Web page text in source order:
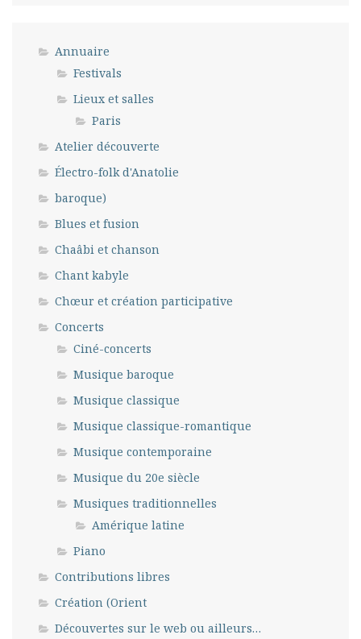
Annuaire
Festivals
Lieux et salles
Paris
Atelier découverte
Électro-folk d'Anatolie
baroque)
Blues et fusion
Chaâbi et chanson
Chant kabyle
Chœur et création participative
Concerts
Ciné-concerts
Musique baroque
Musique classique
Musique classique-romantique
Musique contemporaine
Musique du 20e siècle
Musiques traditionnelles
Amérique latine
Piano
Contributions libres
Création (Orient
Découvertes sur le web ou ailleurs…